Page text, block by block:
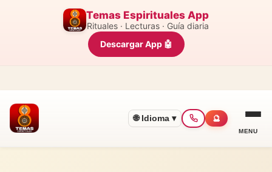
Temas Espirituales App
Rituales · Lecturas · Guía diaria
Descargar App 🤖
🌐 Idioma ▾ 🔮
MENU